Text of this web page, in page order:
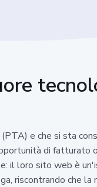
e che si sta
di fatturato
il loro sito web è
riscontrando che